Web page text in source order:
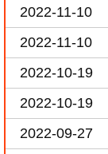
2022-11-10
2022-11-10
2022-10-19
2022-10-19
2022-09-27